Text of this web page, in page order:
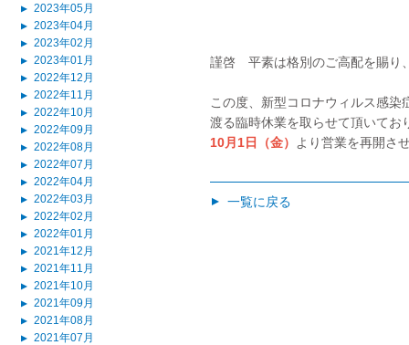
▲ 2023年05月
▲ 2023年04月
▲ 2023年02月
▲ 2023年01月
▲ 2022年12月
▲ 2022年11月
▲ 2022年10月
▲ 2022年09月
▲ 2022年08月
▲ 2022年07月
▲ 2022年04月
▲ 2022年03月
▲ 2022年02月
▲ 2022年01月
▲ 2021年12月
▲ 2021年11月
▲ 2021年10月
▲ 2021年09月
▲ 2021年08月
▲ 2021年07月
謹啓 平素は格別のご高配を賜り
この度、新型コロナウィルス感
渡る臨時休業を取らせて頂いてお
10月1日（金）
より営業を再開さ
▲ 一覧に戻る